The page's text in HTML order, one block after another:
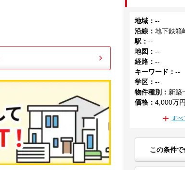
地域 ：--
沿線 ：地下鉄箱
駅 ：--
地図 ：--
経路 ：--
キーワード ：--
学区 ：--
物件種別 ： 新築
価格 ：4,000万
すべ
この条件